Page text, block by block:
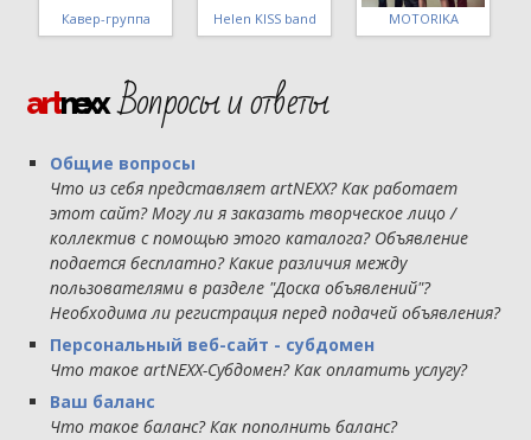
Стиляги band МШ 4 уровня ВИГ Татьяна Макарова
artnexx Вопросы и ответы
Общие вопросы
Что из себя представляет artNEXX? Как работает
этот сайт? Могу ли я заказать творческое лицо /
коллектив с помощью этого каталога? Объявление
подается бесплатно? Какие различия между
пользователями в разделе "Доска объявлений"?
Необходима ли регистрация перед подачей объявления?
Персональный веб-сайт - субдомен
Что такое artNEXX-Субдомен? Как оплатить услугу?
Ваш баланс
Что такое баланс? Как пополнить баланс?